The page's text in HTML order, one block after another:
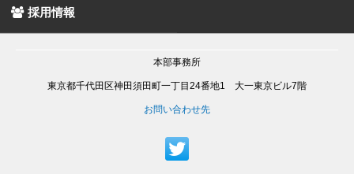
採用情報
本部事務所
東京都千代田区神田須田町一丁目24番地1 大一東京ビル7階
お問い合わせ先